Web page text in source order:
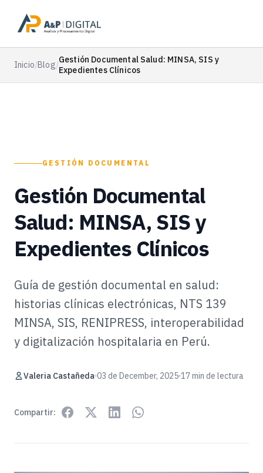
Inicio/Blog/Gestión Documental Salud: MINSA, SIS y
Expedientes Clínicos
GESTIÓN DOCUMENTAL
Gestión Documental
Salud: MINSA, SIS y
Expedientes Clínicos
Guía de gestión documental en salud:
historias clínicas electrónicas, NTS 139
MINSA, SIS, RENIPRESS, interoperabilidad
y digitalización hospitalaria en Perú.
Valeria Castañeda 03 de December, 2025 17 min de lectura
Compartir: